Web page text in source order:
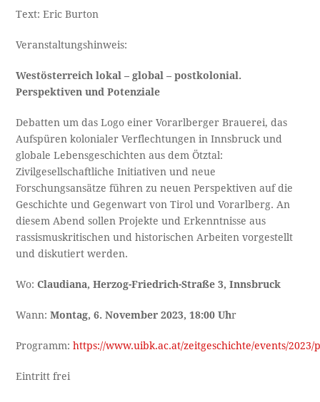
Text: Eric Burton
Veranstaltungshinweis:
Westösterreich lokal – global – postkolonial.
Perspektiven und Potenziale
Debatten um das Logo einer Vorarlberger Brauerei, das
Aufspüren kolonialer Verflechtungen in Innsbruck und
globale Lebensgeschichten aus dem Ötztal:
Zivilgesellschaftliche Initiativen und neue
Forschungsansätze führen zu neuen Perspektiven auf die
Geschichte und Gegenwart von Tirol und Vorarlberg. An
diesem Abend sollen Projekte und Erkenntnisse aus
rassismuskritischen und historischen Arbeiten vorgestellt
und diskutiert werden.
Wo:Claudiana, Herzog-Friedrich-Straße 3, Innsbruck
Wann:Montag, 6. November 2023, 18:00 Uhr
Programm:https://www.uibk.ac.at/zeitgeschichte/events/2023/
Eintritt frei